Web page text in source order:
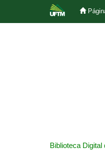
Biblioteca